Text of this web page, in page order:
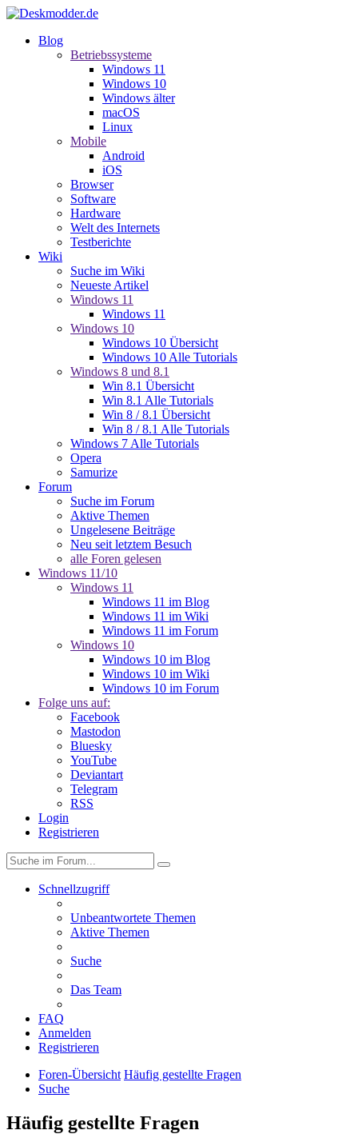
Blog
Betriebssysteme
Windows 11
Windows 10
Windows älter
macOS
Linux
Mobile
Android
iOS
Browser
Software
Hardware
Welt des Internets
Testberichte
Wiki
Suche im Wiki
Neueste Artikel
Windows 11
Windows 11
Windows 10
Windows 10 Übersicht
Windows 10 Alle Tutorials
Windows 8 und 8.1
Win 8.1 Übersicht
Win 8.1 Alle Tutorials
Win 8 / 8.1 Übersicht
Win 8 / 8.1 Alle Tutorials
Windows 7 Alle Tutorials
Opera
Samurize
Forum
Suche im Forum
Aktive Themen
Ungelesene Beiträge
Neu seit letztem Besuch
alle Foren gelesen
Windows 11/10
Windows 11
Windows 11 im Blog
Windows 11 im Wiki
Windows 11 im Forum
Windows 10
Windows 10 im Blog
Windows 10 im Wiki
Windows 10 im Forum
Folge uns auf:
Facebook
Mastodon
Bluesky
YouTube
Deviantart
Telegram
RSS
Login
Registrieren
Schnellzugriff
Unbeantwortete Themen
Aktive Themen
Suche
Das Team
FAQ
Anmelden
Registrieren
Foren-Übersicht Häufig gestellte Fragen
Suche
Häufig gestellte Fragen